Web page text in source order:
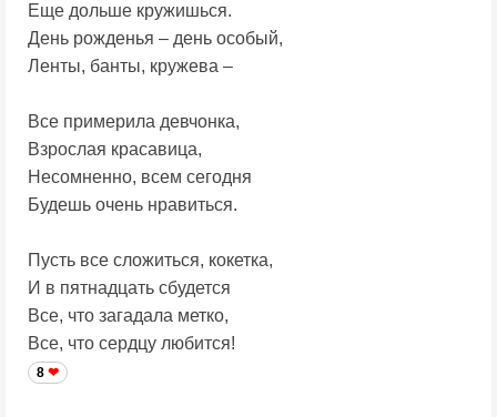
Еще дольше кружишься.
День рожденья – день особый,
Ленты, банты, кружева –
Все примерила девчонка,
Взрослая красавица,
Несомненно, всем сегодня
Будешь очень нравиться.
Пусть все сложиться, кокетка,
И в пятнадцать сбудется
Все, что загадала метко,
Все, что сердцу любится!
8